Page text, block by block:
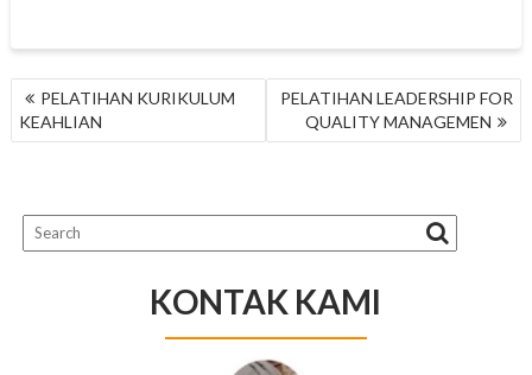
NAVIGASI
POS
PELATIHAN KURIKULUM
KEAHLIAN
PELATIHAN LEADERSHIP FOR
QUALITY MANAGEMEN
KONTAK KAMI